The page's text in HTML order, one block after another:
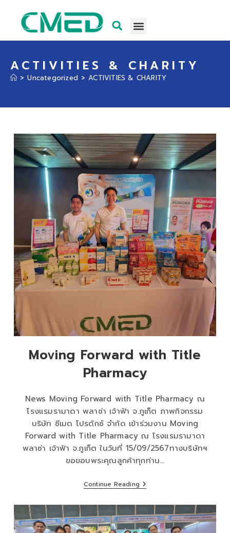
ACTIVITIES & CHARITY
> Uncategorized > ACTIVITIES & CHARITY
Moving Forward with Title
Pharmacy
News Moving Forward with Title Pharmacy ณ
โรงแรมรามาดา พลาซ่า เจ้าฟ้า จ.ภูเก็ต ภาพกิจกรรม
บริษัท ซีเมด โปรดักซ์ จำกัด เข้าร่วมงาน Moving
Forward with Title Pharmacy ณ โรงแรมรามาดา
พลาซ่า เจ้าฟ้า จ.ภูเก็ต ในวันที่ 15/09/2567ทางบริษัทฯ
ขอขอบพระคุณลูกค้าทุกท่าน…
Continue Reading